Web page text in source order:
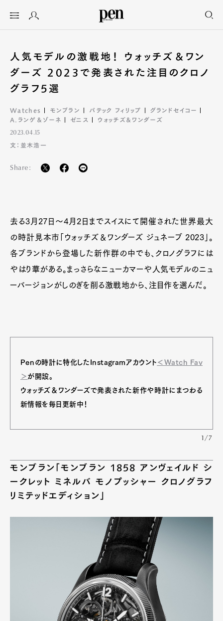
人気モデルの激戦地！ ウォッチズ＆ワン
ダーズ 2023で発表された注目のクロノ
グラフ5選
Watches モンブラン パテック フィリップ
グランドセイコー
A.ランゲ＆ゾーネ
ゼニス ウォッチズ＆ワンダーズ
2023.04.15
文：並木浩一
Share:
去る3月27日〜4月2日までスイスにて開催された世界最大
の時計見本市「ウォッチズ＆ワンダーズ ジュネーブ 2023」。
各ブランドから登場した新作群の中でも、クロノグラフには
やはり華がある。まっさらなニューカマーや人気モデルのニュ
ーバージョンがしのぎを削る激戦地から、注目作を選んだ。
Penの時計に特化したInstagramアカウント ＜Watch Fav
＞ が開設。
ウォッチズ＆ワンダーズで発表された新作や時計にまつわる
新情報を毎日更新中！
1/7
モンブラン「モンブラン 1858 アンヴェイルド シ
ークレット ミネルバ モノプッシャー クロノグラフ
リミテッドエディション」